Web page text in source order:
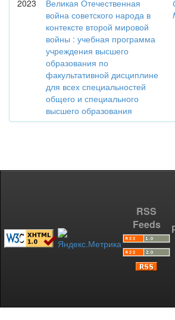
2023
Великая Отечественная
война советского народа в
контексте второй мировой
войны : учебная программа
учреждения высшего
образования по
факультативной дисциплине
для всех специальностей
общего и специального
высшего образования
RSS
Feeds